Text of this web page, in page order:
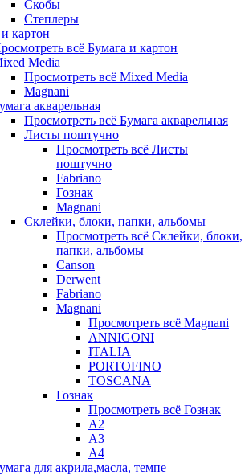
Скобы
Степлеры
картон
всё Бумага и картон
Media
Просмотреть всё Mixed Media
Magnani
акварельная
Просмотреть всё Бумага акварельная
Листы поштучно
Просмотреть всё Листы
поштучно
Fabriano
Гознак
Magnani
Склейки, блоки, папки, альбомы
Просмотреть всё Склейки, блоки,
папки, альбомы
Canson
Derwent
Fabriano
Magnani
Просмотреть всё Magnani
ANNIGONI
ITALIA
PORTOFINO
TOSCANA
Гознак
Просмотреть всё Гознак
А2
А3
А4
для акрила,масла, темпе